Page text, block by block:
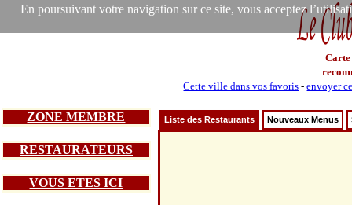
En poursuivant votre navigation sur ce site, vous acceptez
Carte
Cette ville dans vos favoris -envoyer
ZONE MEMBRE
RESTAURATEURS
VOUS ETES ICI
Liste des Restaurants Nouveaux Menus